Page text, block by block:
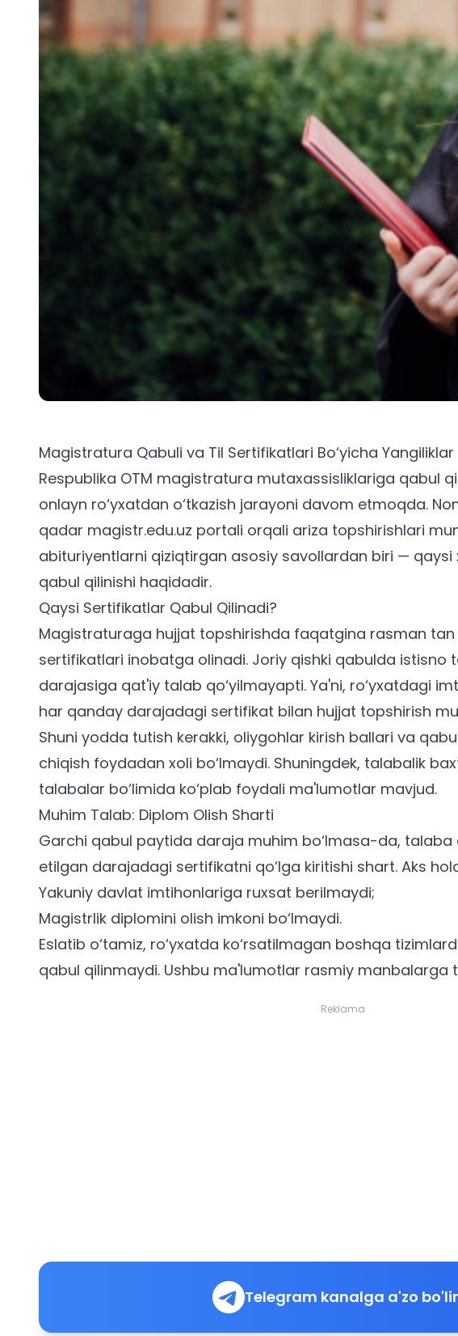
Magistratura Qabuli va Til Sertifikatlari Bo‘yicha Yangiliklar
Respublika OTM magistratura mutaxassisliklariga qabul
onlayn ro‘yxatdan o‘tkazish jarayoni davom etmoqda.
qadar magistr.edu.uz portali orqali ariza topshirishlari
abituriyentlarni qiziqtirgan asosiy savollardan biri — qaysi
qabul qilinishi haqidadir.
Qaysi Sertifikatlar Qabul Qilinadi?
Magistraturaga hujjat topshirishda faqatgina rasman
sertifikatlari inobatga olinadi. Joriy qishki qabulda istisno
darajasiga qat'iy talab qo‘yilmayapti. Ya'ni, ro‘yxatdagi
har qanday darajadagi sertifikat bilan hujjat topshirish
Shuni yodda tutish kerakki, oliygohlar kirish ballari va
chiqish foydadan xoli bo‘lmaydi. Shuningdek, talabalik
talabalar bo‘limida ko‘plab foydali ma'lumotlar mavjud.
Muhim Talab: Diplom Olish Sharti
Garchi qabul paytida daraja muhim bo‘lmasa-da, talaba
etilgan darajadagi sertifikatni qo‘lga kiritishi shart. Aks
Yakuniy davlat imtihonlariga ruxsat berilmaydi;
Magistrlik diplomini olish imkoni bo‘lmaydi.
Eslatib o‘tamiz, ro‘yxatda ko‘rsatilmagan boshqa
qabul qilinmaydi. Ushbu ma'lumotlar rasmiy manbalarga
Reklama
Telegram kanalga a'zo